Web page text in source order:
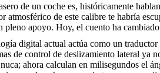
de un coche es, históricamente
atmosférico de este calibre te habría
pleno apoyo. Hoy, el cuento ha
digital actual actúa como un
de control de deslizamiento lateral ya
ahora calculan en milisegundos el